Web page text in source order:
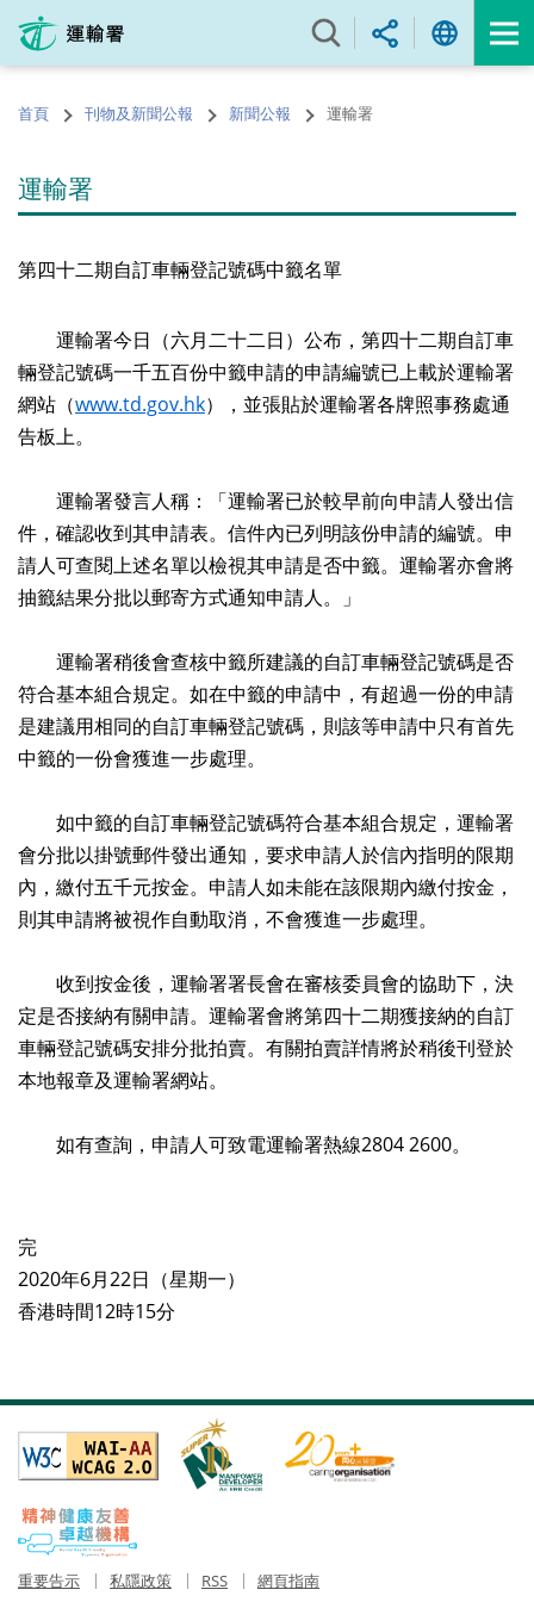
內
的首頁 刊物及新聞公報 新聞公報 運輸署
運輸署
第四十二期自訂車輛登記號碼中籤名單
運輸署今日（六月二十二日）公布，第四十二期自訂車
輛登記號碼一千五百份中籤申請的申請編號已上載於運輸署
網站（www.td.gov.hk），並張貼於運輸署各牌照事務處通
告板上。
運輸署發言人稱：「運輸署已於較早前向申請人發出信
件，確認收到其申請表。信件內已列明該份申請的編號。申
請人可查閱上述名單以檢視其申請是否中籤。運輸署亦會將
抽籤結果分批以郵寄方式通知申請人。」
運輸署稍後會查核中籤所建議的自訂車輛登記號碼是否
符合基本組合規定。如在中籤的申請中，有超過一份的申請
是建議用相同的自訂車輛登記號碼，則該等申請中只有首先
中籤的一份會獲進一步處理。
如中籤的自訂車輛登記號碼符合基本組合規定，運輸署
會分批以掛號郵件發出通知，要求申請人於信內指明的限期
內，繳付五千元按金。申請人如未能在該限期內繳付按金，
則其申請將被視作自動取消，不會獲進一步處理。
收到按金後，運輸署署長會在審核委員會的協助下，決
定是否接納有關申請。運輸署會將第四十二期獲接納的自訂
車輛登記號碼安排分批拍賣。有關拍賣詳情將於稍後刊登於
本地報章及運輸署網站。
如有查詢，申請人可致電運輸署熱線2804 2600。
完
2020年6月22日（星期一）
香港時間12時15分
重要告示 私隱政策 RSS
網頁指南